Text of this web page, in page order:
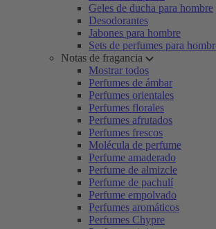
Geles de ducha para hombre
Desodorantes
Jabones para hombre
Sets de perfumes para
Notas de fragancia
Mostrar todos
Perfumes de ámbar
Perfumes orientales
Perfumes florales
Perfumes afrutados
Perfumes frescos
Molécula de perfume
Perfume amaderado
Perfume de almizcle
Perfume de pachulí
Perfume empolvado
Perfumes aromáticos
Perfumes Chypre